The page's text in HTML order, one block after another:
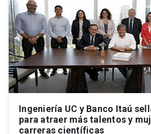
Ingeniería UC y Banco Itaú
para atraer más talentos y
carreras científicas